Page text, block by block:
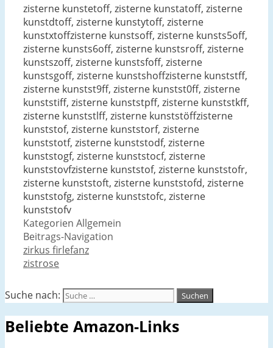
zisterne kunstetoff, zisterne kunstatoff, zisterne
kunstdtoff, zisterne kunstytoff, zisterne
kunstxtoffzisterne kunstsoff, zisterne kunsts5off,
zisterne kunsts6off, zisterne kunstsroff, zisterne
kunstszoff, zisterne kunstsfoff, zisterne
kunstsgoff, zisterne kunstshoffzisterne kunststff,
zisterne kunstst9ff, zisterne kunstst0ff, zisterne
kunststiff, zisterne kunststpff, zisterne kunststkff,
zisterne kunststlff, zisterne kunststöffzisterne
kunststof, zisterne kunststorf, zisterne
kunststotf, zisterne kunststodf, zisterne
kunststogf, zisterne kunststocf, zisterne
kunststovfzisterne kunststof, zisterne kunststofr,
zisterne kunststoft, zisterne kunststofd, zisterne
kunststofg, zisterne kunststofc, zisterne
kunststofv
Kategorien Allgemein
Beitrags-Navigation
zirkus firlefanz
zistrose
Suche nach:
Beliebte Amazon-Links